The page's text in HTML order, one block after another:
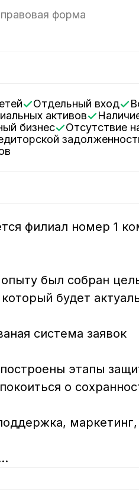
форма
Отдельный вход
активов
бизнес
Отсутствие
филиал номер 1
был собран
будет
система заявок
этапы
о